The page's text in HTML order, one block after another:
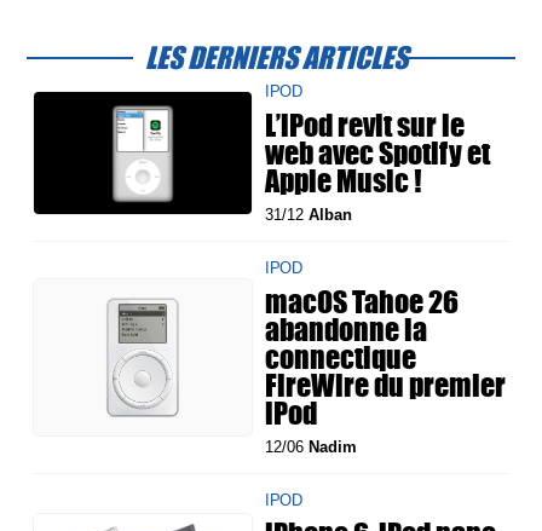
LES DERNIERS ARTICLES
IPOD
L’iPod revit sur le
web avec Spotify et
Apple Music !
31/12Alban
IPOD
macOS Tahoe 26
abandonne la
connectique
FireWire du premier
iPod
12/06 Nadim
IPOD